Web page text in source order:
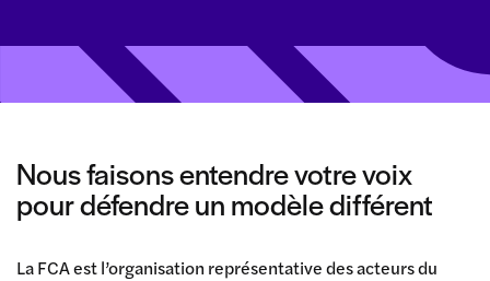
Nous faisons entendre votre voix
pour défendre un modèle différent
La FCA est l’organisation représentative des acteurs du